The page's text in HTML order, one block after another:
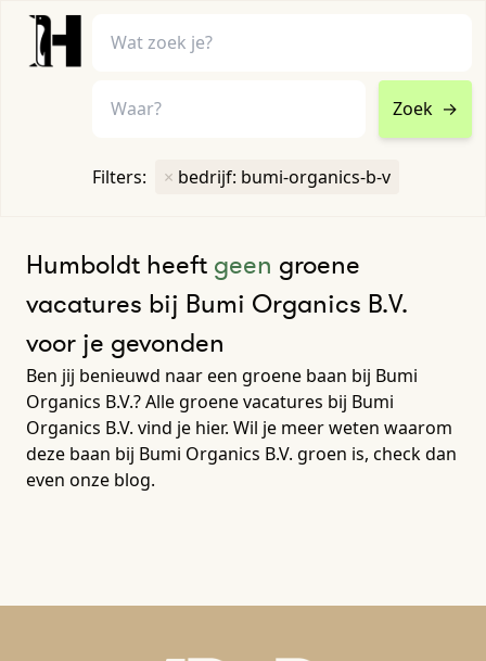
Zoek →
Filters: × bedrijf: bumi-organics-b-v
Humboldt heeft geen groene
vacatures bij Bumi Organics B.V.
voor je gevonden
Ben jij benieuwd naar een groene baan bij Bumi
Organics B.V.? Alle groene vacatures bij Bumi
Organics B.V. vind je hier. Wil je meer weten waarom
deze baan bij Bumi Organics B.V. groen is, check dan
even onze blog.